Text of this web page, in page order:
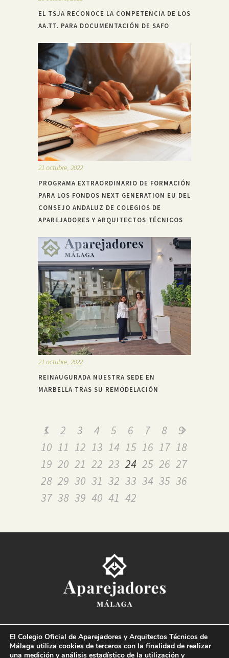
EL TSJA RECONOCE LA COMPETENCIA DE LOS
AA.TT. PARA DOCUMENTACIÓN DE SAFO
21 octubre, 2022
PROGRAMA EXTRAORDINARIO DE FORMACIÓN
PARA LOS FONDOS NEXT GENERATION EU DEL
CONSEJO ANDALUZ DE COLEGIOS DE
APAREJADORES Y ARQUITECTOS TÉCNICOS
21 octubre, 2022
REINAUGURADA NUESTRA SEDE EN
MARBELLA TRAS SU REMODELACIÓN
1 2 3 4 5 6 7 8
9
10 11 12 13 14 15 16 17 18
19 20 21 22 23 24 25 26 27
28 29 30 31 32 33 34 35 36
37 38 39 40 41 42
Paseo del Limonar, 41. 29016 Málaga
T. 952 225 180 · M. 664 236 608 · info@coaat.es
El Colegio Oficial de Aparejadores y Arquitectos Técnicos de
Málaga utiliza cookies de terceros con la finalidad de realizar
una medición y análisis estadístico de la utilización y